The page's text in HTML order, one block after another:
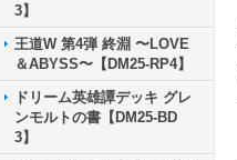
3】
王道W 第4弾 終淵 〜LOVE
＆ABYSS〜【DM25-RP4】
ドリーム英雄譚デッキ グレ
ンモルトの書【DM25-BD
3】